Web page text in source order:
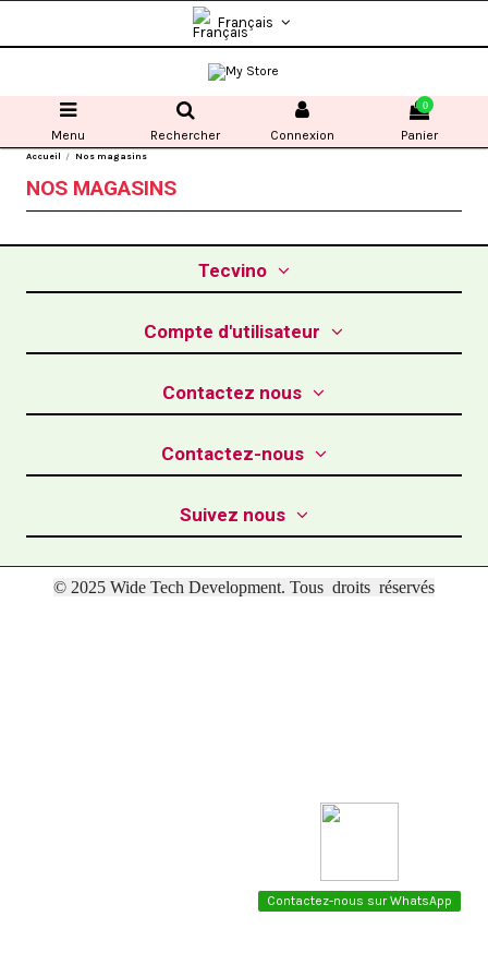
Français
Menu Rechercher Connexion
0
Panier
Accueil Nos magasins
NOS MAGASINS
Tecvino
Compte d'utilisateur
Contactez nous
Contactez-nous
Contactez-nous sur WhatsApp
Suivez nous
© 2025 Wide Tech Development. Tous droits réservés